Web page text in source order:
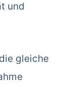
und
gleiche